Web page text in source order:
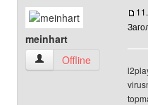
meinhart
meinhart Посмотреть
Offline